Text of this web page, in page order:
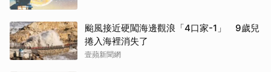
颱風接近硬闖海邊觀浪「4口家-1」 9歲兒
捲入海裡消失了
壹蘋新聞網